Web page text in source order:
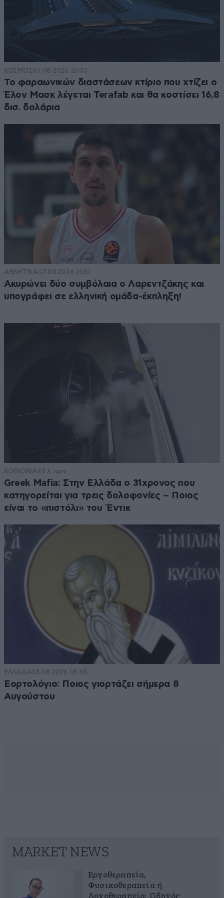
όπως τον έχετε καταντήσει οι δήθεν
αλληλέγγυοι
ΚΟΣΜΟΣ07·08·2026 23:03
Το φαραωνικών διαστάσεων κτίριο που χτίζει ο
Έλον Μασκ λέγεται Terafab και θα κοστίσει 16,8
δισ. δολάρια
ΑΘΛΗΤΙΚΑ07·08·2026 21:30
Ακυρώνει δύο συμβόλαια ο Λαρεντζάκης και
υπογράφει σε ελληνική ομάδα-έκπληξη!
ΚΟΙΝΩΝΙΑ49 λ. πριν
Greek Mafia: Στην Ελλάδα ο 31χρονος που
κατηγορείται για τρεις δολοφονίες – Ποιος
είναι το «πιστόλι» του Έντικ
ΕΛΛΑΔΑ08·08·2026 05:45
Εορτολόγιο: Ποιος γιορτάζει σήμερα 8
Αυγούστου
MARKET NEWS
Εργοθεραπεία,
Φυσικοθεραπεία ή